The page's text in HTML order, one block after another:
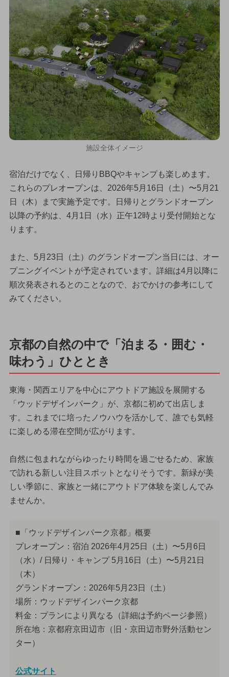
施設全体イメージ
宿泊だけでなく、日帰りBBQやキャンプも楽しめます。
これらのプレオープンは、2026年5月16日（土）〜5月21
日（木）まで実施予定です。日帰りとグランドオープン
以降の予約は、4月1日（水）正午12時より受付開始とな
ります。
また、5月23日（土）のグランドオープン当日には、オー
プニングイベントが予定されています。詳細は4月以降に
順次発表されるとのことなので、おでかけの参考にして
みてください。
京都の自然の中で「泊まる・囲む・
味わう」ひととき
東海・関西エリアを中心にアウトドア施設を展開する
「ウッドデザインパーク」が、京都に初めて出店しま
す。これまでに培ったノウハウを活かして、誰でも気軽
に楽しめる滞在空間が広がります。
自然に包まれながらゆったり時間を過ごせるため、家族
で訪れる新しい注目スポットとなりそうです。新緑が美
しい季節に、家族と一緒にアウトドア体験を楽しんでみ
ませんか。
■「ウッドデザインパーク京都」概要
プレオープン：宿泊 2026年4月25日（土）〜5月6日
（水）/ 日帰り・キャンプ 5月16日（土）〜5月21日
（木）
グランドオープン：2026年5月23日（土）
場所：ウッドデザインパーク京都
料金：プランにより異なる（詳細は予約ページ参照）
所在地：京都府京田辺市（旧・京田辺市野外活動セン
ター）
公式サイト